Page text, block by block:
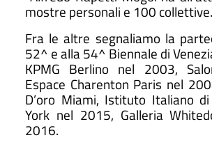
mostre personali e 100 collettive.
Fra le altre segnaliamo la
52^ e alla 54^ Biennale di
KPMG Berlino nel 2003,
Espace Charenton Paris nel
D’oro Miami, Istituto Italiano
York nel 2015, Galleria
2016.